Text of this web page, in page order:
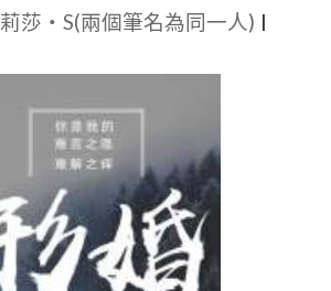
莎・S(兩個筆名為同一人)